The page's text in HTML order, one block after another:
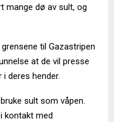
mange dø av sult, og
til Gazastripen
at de vil presse
deres hender.
sult som våpen.
kontakt med